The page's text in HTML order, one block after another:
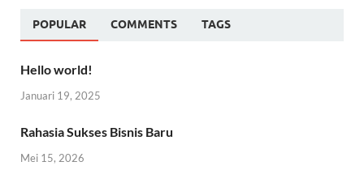
POPULAR COMMENTS TAGS
Hello world!
Januari 19, 2025
Rahasia Sukses Bisnis Baru
Mei 15, 2026